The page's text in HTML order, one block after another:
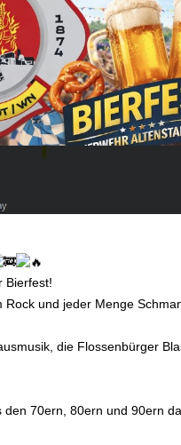
Bierfest!
Rock und jeder Menge
die Flossenbürger
den 70ern, 80ern und 90ern